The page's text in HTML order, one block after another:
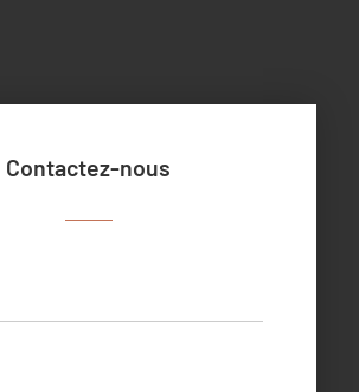
Contactez-nous